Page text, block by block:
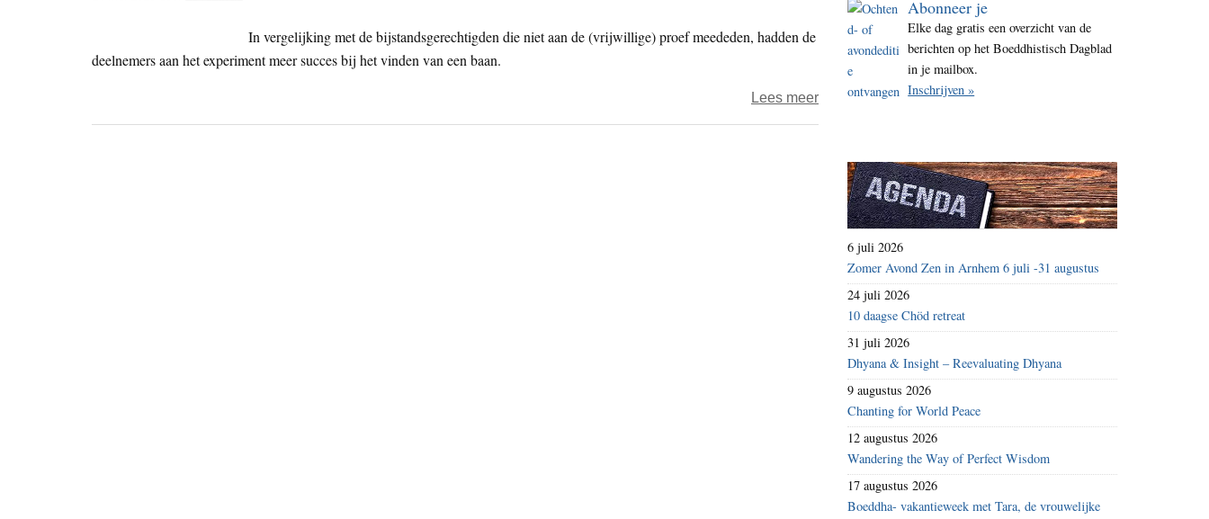
i
t
In vergelijking met de bijstandsgerechtigden die niet aan de (vrijwillige) proef meededen, hadden de
deelnemers aan het experiment meer succes bij het vinden van een baan.
Lees meerover
Resultaten
experimenten
regelvrije
bijstand
bekend
Abonneer je
Elke dag gratis een overzicht van de
berichten op het Boeddhistisch Dagblad
in je mailbox.
Inschrijven »
6 juli 2026
Zomer Avond Zen in Arnhem 6 juli -31 augustus
24 juli 2026
10 daagse Chöd retreat
31 juli 2026
Dhyana & Insight – Reevaluating Dhyana
9 augustus 2026
Chanting for World Peace
12 augustus 2026
Wandering the Way of Perfect Wisdom
17 augustus 2026
Boeddha- vakantieweek met Tara, de vrouwelijke